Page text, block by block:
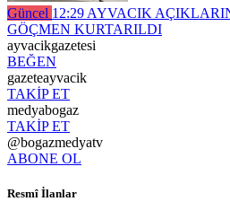
Güncel 12:29 AYVACIK
GÖÇMEN KURTARILDI
ayvacikgazetesi
BEĞEN
gazeteayvacik
TAKİP ET
medyabogaz
TAKİP ET
@bogazmedyatv
ABONE OL
Resmî İlanlar